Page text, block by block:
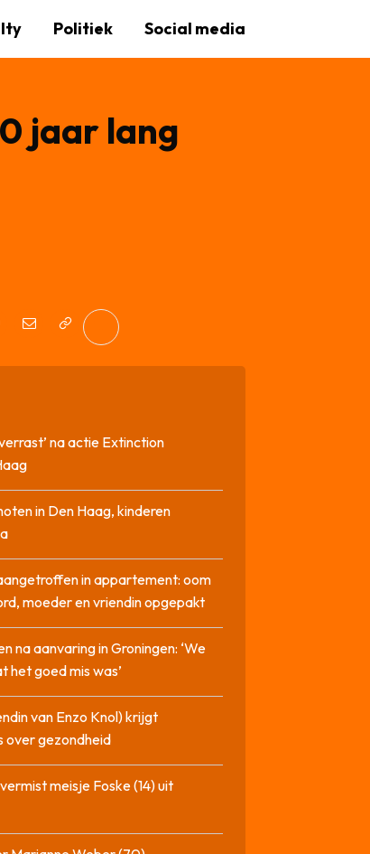
Politiek Social media
jaar lang
na actie Extinction
in Den Haag, kinderen
in appartement: oom
moeder en vriendin opgepakt
na aanvaring in Groningen: ‘We
het goed mis was’
van Enzo Knol) krijgt
over gezondheid
meisje Foske (14) uit